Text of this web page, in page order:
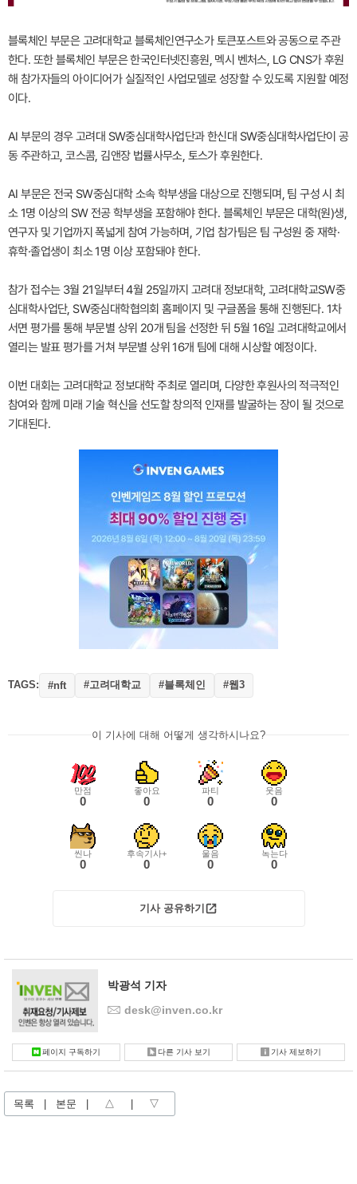
블록체인 부문은 고려대학교 블록체인연구소가 토큰포스트와 공동으로 주관
한다. 또한 블록체인 부문은 한국인터넷진흥원, 멕시 벤처스, LG CNS가 후원
해 참가자들의 아이디어가 실질적인 사업모델로 성장할 수 있도록 지원할 예정
이다.
AI 부문의 경우 고려대 SW중심대학사업단과 한신대 SW중심대학사업단이 공
동 주관하고, 코스콤, 김앤장 법률사무소, 토스가 후원한다.
AI 부문은 전국 SW중심대학 소속 학부생을 대상으로 진행되며, 팀 구성 시 최
소 1명 이상의 SW 전공 학부생을 포함해야 한다. 블록체인 부문은 대학(원)생,
연구자 및 기업까지 폭넓게 참여 가능하며, 기업 참가팀은 팀 구성원 중 재학·
휴학·졸업생이 최소 1명 이상 포함돼야 한다.
참가 접수는 3월 21일부터 4월 25일까지 고려대 정보대학, 고려대학교SW중
심대학사업단, SW중심대학협의회 홈페이지 및 구글폼을 통해 진행된다. 1차
서면 평가를 통해 부문별 상위 20개 팀을 선정한 뒤 5월 16일 고려대학교에서
열리는 발표 평가를 거쳐 부문별 상위 16개 팀에 대해 시상할 예정이다.
이번 대회는 고려대학교 정보대학 주최로 열리며, 다양한 후원사의 적극적인
참여와 함께 미래 기술 혁신을 선도할 창의적 인재를 발굴하는 장이 될 것으로
기대된다.
TAGS: #nft #고려대학교 #블록체인 #웹3
이 기사에 대해 어떻게 생각하시나요?
만점
0
좋아요
0
파티
0
웃음
0
씬나
0
후속기사+
0
울음
0
녹는다
0
기사 공유하기
박광석 기자
desk@inven.co.kr
페이지 구독하기 다른 기사 보기 기사 제보하기
목록 본문 △ ▽